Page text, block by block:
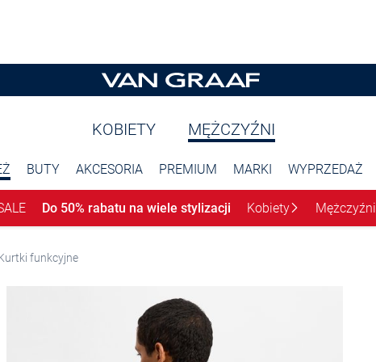
KOBIETY MĘŻCZYŹNI
BUTY AKCESORIA PREMIUM MARKI WYPRZEDAŻ
Do 50% rabatu na wiele stylizacji Kobiety Mężczyźni
funkcyjne